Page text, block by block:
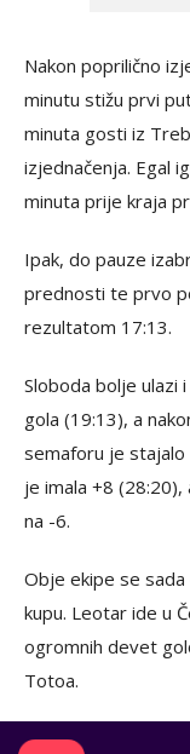
Nakon poprilično
minutu stižu prvi
minuta gosti iz
izjednačenja. Egal
minuta prije kraja
Ipak, do pauze
prednosti te prvo
rezultatom 17:13.
Sloboda bolje ulazi
gola (19:13), a
semaforu je stajalo
je imala +8
na -6.
Obje ekipe se
kupu. Leotar ide u
ogromnih devet
Totoa.